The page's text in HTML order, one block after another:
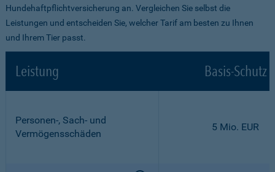
Hundehaftpflichtversicherung an. Vergleichen Sie selbst die
Leistungen und entscheiden Sie, welcher Tarif am besten zu Ihnen
und Ihrem Tier passt.
Leistung Basis-Schutz
Personen-, Sach- und
Vermögensschäden
5 Mio. EUR